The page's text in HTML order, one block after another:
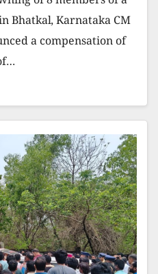
Bhatkal, Karnataka CM
a compensation of